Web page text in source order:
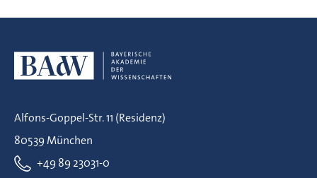
Alfons-Goppel-Str. 11 (Residenz)
80539 München
+49 89 23031-0